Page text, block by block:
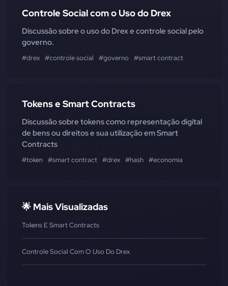
Controle Social com o Uso do Drex
Discussão sobre o uso do Drex e controle social pelo
governo.
#drex #controle social #governo #smart contract
Tokens e Smart Contracts
Discussão sobre tokens como representação digital
de bens ou direitos e sua utilização em Smart
Contracts
#token #smart contract #drex #hash #economia
🌟 Mais Visualizadas
Tokens E Smart Contracts
Controle Social Com O Uso Do Drex